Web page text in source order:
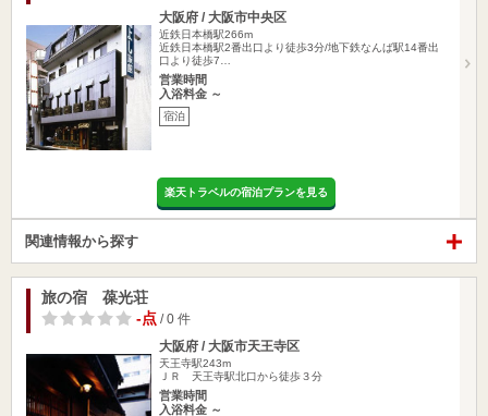
大阪府 / 大阪市中央区
近鉄日本橋駅266m
近鉄日本橋駅2番出口より徒歩3分/地下鉄なんば駅14番出
口より徒歩7…
営業時間
入浴料金 ～
宿泊
楽天トラベルの宿泊プランを見る
関連情報から探す
旅の宿 葆光荘
-点 / 0 件
大阪府 / 大阪市天王寺区
天王寺駅243m
ＪＲ 天王寺駅北口から徒歩３分
営業時間
入浴料金 ～